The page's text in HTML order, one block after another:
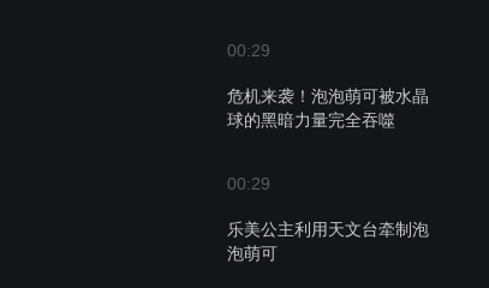
00:29
危机来袭！泡泡萌可被水晶
球的黑暗力量完全吞噬
00:29
乐美公主利用天文台牵制泡
泡萌可